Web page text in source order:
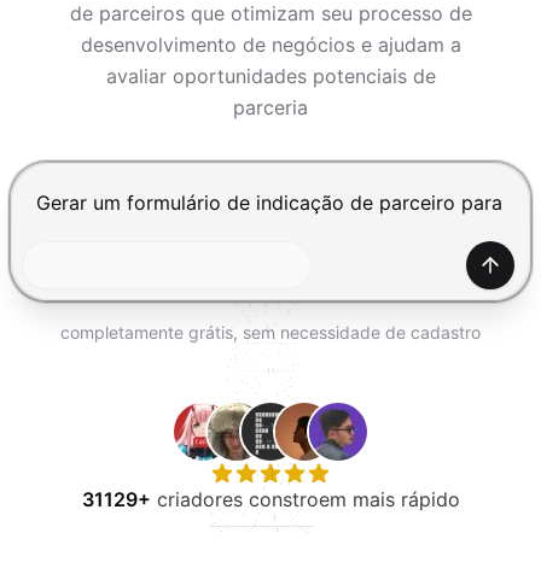
ENTRAR
EXPERIMENTE GRÁTIS
de parceiros que otimizam seu processo de
desenvolvimento de negócios e ajudam a
avaliar oportunidades potenciais de
parceria
Pressione Enter para enviar, Shift+Enter para
Gerar
completamente grátis, sem necessidade de cadastro
31129+ criadores constroem mais rápido